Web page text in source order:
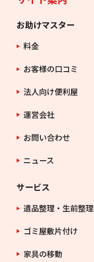
お助けマスター
料金
お客様の口コミ
法人向け便利屋
運営会社
お問い合わせ
ニュース
サービス
遺品整理・生前整理
ゴミ屋敷片付け
家具の移動